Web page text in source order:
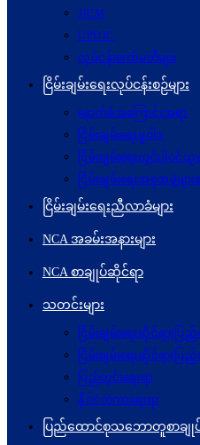
JICM
UPDJC
လုပ်ငန်းကော်မတီများ
ငြိမ်းချမ်းရေးလုပ်ငန်းစဉ်များ
နောက်ခံအကြောင်းအရာ
ငြိမ်းချမ်းရေးမူဝါဒ
ငြိမ်းချမ်းရေးတွင်ပါဝင်သူ
ငြိမ်းချမ်းရေးအစုအဖွဲ့မျာ
ငြိမ်းချမ်းရေးညီလာခံများ
NCA အခမ်းအနားများ
NCA စာချုပ်ဆိုင်ရာ
သတင်းများ
ငြိမ်းချမ်းရေးဆိုင်ရာ(ပြ
ငြိမ်းချမ်းရေးဆိုင်ရာ(ပြည်
ပြည်တွင်းရေးရာ
နိုင်ငံတကာရေးရာ
ပြည်ထောင်စုသဘောတူစာချု